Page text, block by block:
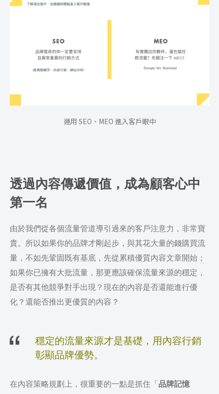
運用 SEO、MEO 進入客戶眼中
透過內容傳遞價值，成為顧客心中
第一名
由於我們從各個流量管道導引過來的客戶注意力，非常寶
貴。所以如果你的品牌才剛起步，與其花大量的錢購買流
量，不如先鞏固既有基底，先從累積優質內容文章開始；
如果你已擁有大批流量，那更應該確保流量來源的穩定，
是否有其他競爭對手出現？現在的內容是否還能進行優
化？還能否推出更優質的內容？
穩定的流量來源才是基礎，用內容行銷
彰顯品牌優勢。
在內容策略規劃上，很重要的一點是抓住「 品牌記憶